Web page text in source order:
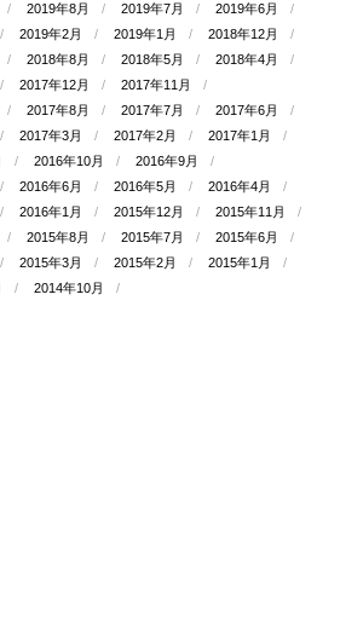
2019年8月 2019年7月
2019年6月
2019年2月 2019年1月
2018年12月
2018年8月 2018年5月
2018年4月
2017年12月
2017年11月
2017年8月 2017年7月
2017年6月
2017年3月 2017年2月
2017年1月
2016年10月
2016年9月
2016年6月 2016年5月
2016年4月
2016年1月 2015年12月
2015年11月
2015年8月 2015年7月
2015年6月
2015年3月 2015年2月
2015年1月
2014年10月